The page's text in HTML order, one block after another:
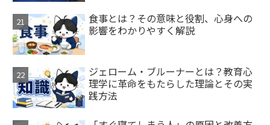
食事とは？その意味と役割、心身への
影響をわかりやすく解説
ジェローム・ブルーナーとは？教育心
理学に革命をもたらした理論とその実
践方法